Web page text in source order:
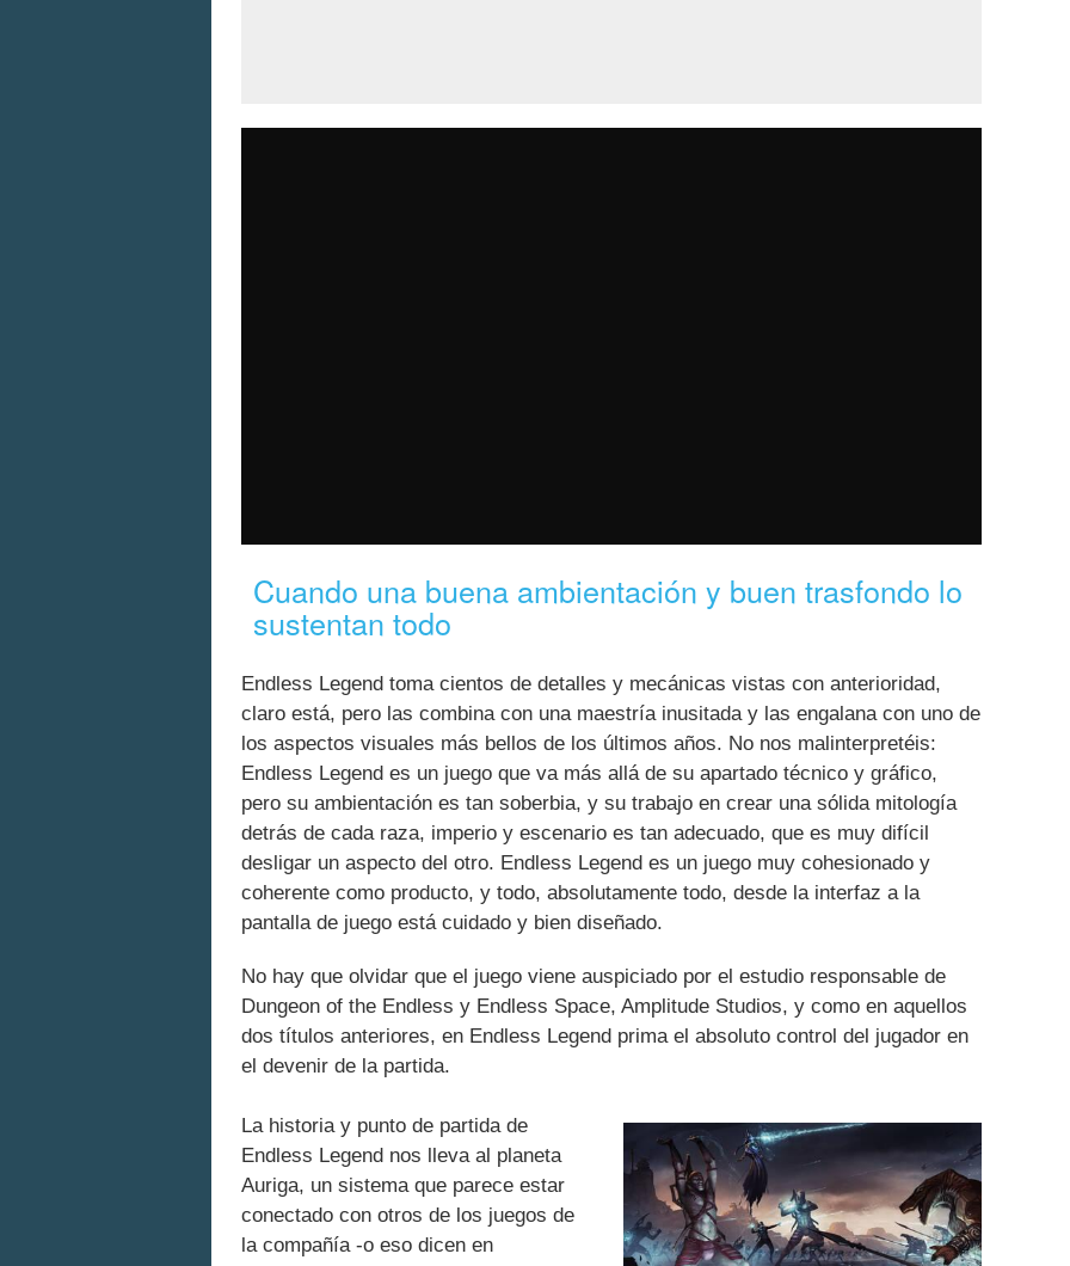
Cuando una buena ambientación y buen trasfondo lo
sustentan todo
Endless Legend toma cientos de detalles y mecánicas vistas con anterioridad,
claro está, pero las combina con una maestría inusitada y las engalana con uno de
los aspectos visuales más bellos de los últimos años. No nos malinterpretéis:
Endless Legend es un juego que va más allá de su apartado técnico y gráfico,
pero su ambientación es tan soberbia, y su trabajo en crear una sólida mitología
detrás de cada raza, imperio y escenario es tan adecuado, que es muy difícil
desligar un aspecto del otro. Endless Legend es un juego muy cohesionado y
coherente como producto, y todo, absolutamente todo, desde la interfaz a la
pantalla de juego está cuidado y bien diseñado.
No hay que olvidar que el juego viene auspiciado por el estudio responsable de
Dungeon of the Endless y Endless Space, Amplitude Studios, y como en aquellos
dos títulos anteriores, en Endless Legend prima el absoluto control del jugador en
el devenir de la partida.
La historia y punto de partida de
Endless Legend nos lleva al planeta
Auriga, un sistema que parece estar
conectado con otros de los juegos de
la compañía -o eso dicen en